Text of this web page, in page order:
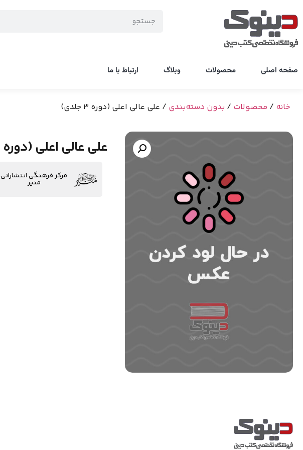
صفحه اصلی محصولات وبلاگ ارتباط با ما
خانه / محصولات / بدون دسته‌بندی / علی عالی اعلی (دوره 3 جلدی)
علی عالی اعلی (دوره 3 جلدی)
مرکز فرهنگی انتشاراتی
منیر